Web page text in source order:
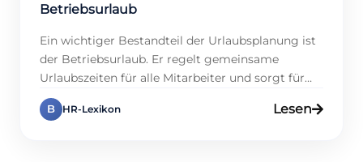
Betriebsurlaub
Ein wichtiger Bestandteil der Urlaubsplanung ist
der Betriebsurlaub. Er regelt gemeinsame
Urlaubszeiten für alle Mitarbeiter und sorgt für
eine geordnete Betriebsführung. Außerdem
ermöglicht er die Stilllegung des Betriebs, etwa
B HR-Lexikon Lesen